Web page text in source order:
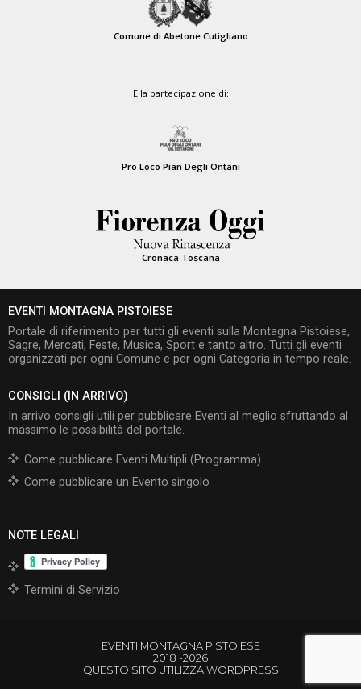
Comune di Abetone Cutigliano
E la partecipazione di:
Pro Loco Pian Degli Ontani
Cronaca Toscana
EVENTI MONTAGNA PISTOIESE
Portale di riferimento per tutti gli eventi sulla Montagna Pistoiese,
Sagre, Mercati, Feste, Musica, Sport e tanto altro. Tutti gli eventi
organizzati per ogni Comune e per ogni Categoria in tempo reale.
CONSIGLI (IN ARRIVO)
In arrivo consigli utili per pubblicare Eventi al meglio sfruttando al
massimo le possibilità del portale.
Come pubblicare Eventi Multipli (Programma)
Come pubblicare un Evento singolo
NOTE LEGALI
Termini di Servizio
EVENTI MONTAGNA PISTOIESE
2018 -2026
QUESTO SITO UTILIZZA WORDPRESS